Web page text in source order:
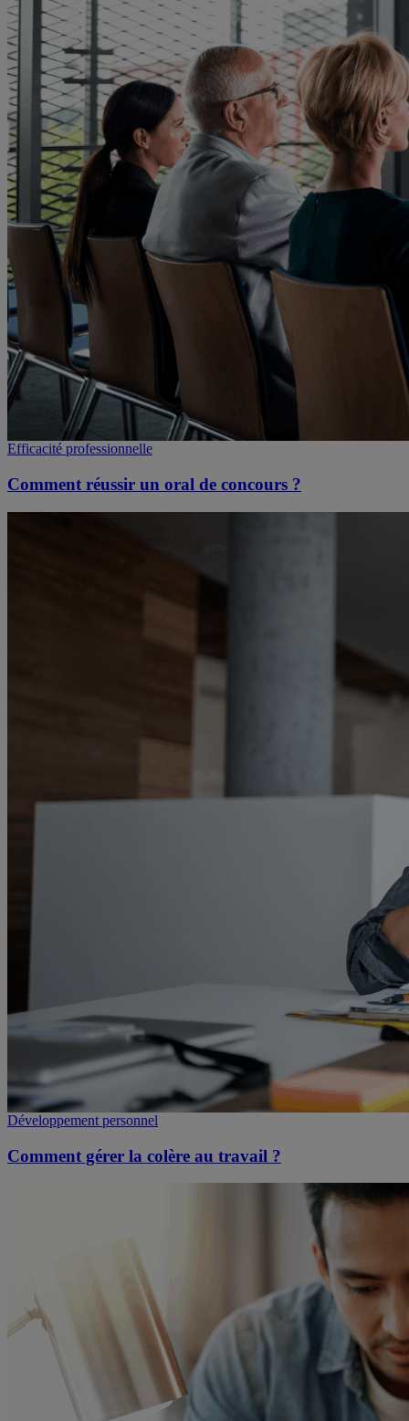
Efficacité professionnelle
Comment réussir un oral de concours ?
Développement personnel
Comment gérer la colère au travail ?